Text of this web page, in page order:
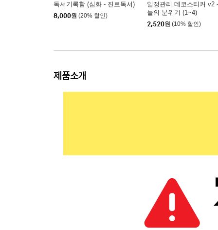
독서기록함 (심화 - 진로독서)
8,000원 (20% 할인)
일정관리 데코스티커 v2
늘의 분위기 (1~4)
2,520원 (10% 할인)
제품소개